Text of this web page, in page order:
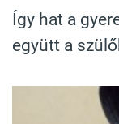
Így hat a
együtt a